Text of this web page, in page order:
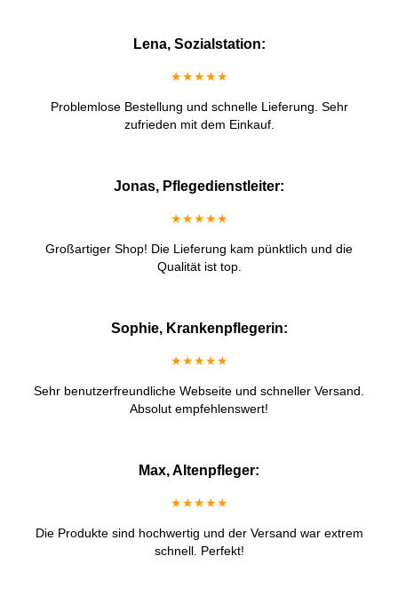
Lena, Sozialstation:
★★★★★
Problemlose Bestellung und schnelle Lieferung. Sehr
zufrieden mit dem Einkauf.
Jonas, Pflegedienstleiter:
★★★★★
Großartiger Shop! Die Lieferung kam pünktlich und die
Qualität ist top.
Sophie, Krankenpflegerin:
★★★★★
Sehr benutzerfreundliche Webseite und schneller Versand.
Absolut empfehlenswert!
Max, Altenpfleger:
★★★★★
Die Produkte sind hochwertig und der Versand war extrem
schnell. Perfekt!